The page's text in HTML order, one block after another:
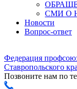
СМИ О
Новости
Вопрос-ответ
Федерация
Ставропольского
Позвоните нам по